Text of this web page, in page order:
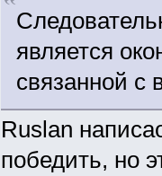
является
связанной с
Ruslan
победить, но